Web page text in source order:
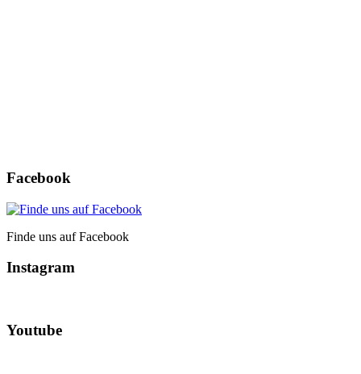
Facebook
Finde uns auf Facebook
Instagram
Youtube